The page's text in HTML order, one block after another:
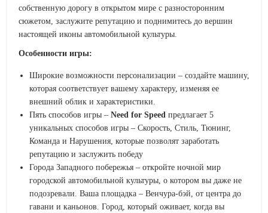
собственную дорогу в открытом мире с разносторонним
сюжетом, заслужите репутацию и поднимитесь до вершин
настоящей иконы автомобильной культуры.
Особенности игры:
Широкие возможности персонализации – создайте машину,
которая соответствует вашему характеру, изменяя ее
внешний облик и характеристики.
Пять способов игры – Need for Speed предлагает 5
уникальных способов игры – Скорость, Стиль, Тюнинг,
Команда и Нарушения, которые позволят заработать
репутацию и заслужить победу
Города Западного побережья – откройте ночной мир
городской автомобильной культуры, о котором вы даже не
подозревали. Ваша площадка – Венчура-бэй, от центра до
гавани и каньонов. Город, который оживает, когда вы